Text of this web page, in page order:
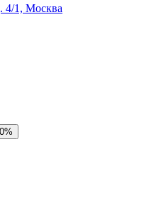
4/1, Москва